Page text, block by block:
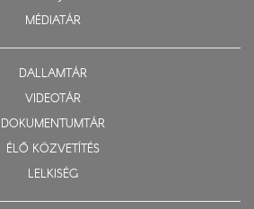
MÉDIATÁR
DALLAMTÁR
VIDEOTÁR
DOKUMENTUMTÁR
ÉLŐ KÖZVETÍTÉS
LELKISÉG